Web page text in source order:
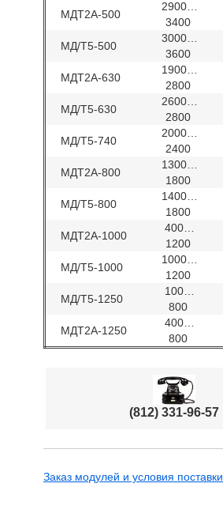
МДТ2А-500
2900…
3400
МД/Т5-500
3000…
3600
МДТ2А-630
1900…
2800
МД/Т5-630
2600…
2800
МД/Т5-740
2000…
2400
МДТ2А-800
1300…
1800
МД/Т5-800
1400…
1800
МДТ2А-1000
400…
1200
МД/Т5-1000
1000…
1200
МД/Т5-1250
100…
800
МДТ2А-1250
400…
800
(812) 331-96-57
Заказ модулей и условия поставки.